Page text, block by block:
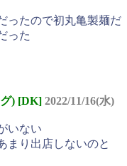
ったので初丸亀製麺だ
った
) [DK] 2022/11/16(水)
いない
まり出店しないのと